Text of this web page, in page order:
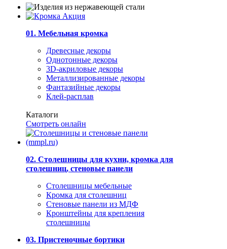
01. Мебельная кромка
Древесные декоры
Однотонные декоры
3D-акриловые декоры
Металлизированные декоры
Фантазийные декоры
Клей-расплав
Каталоги
Смотреть онлайн
02. Столешницы для кухни, кромка для
столешниц, стеновые панели
Столешницы мебельные
Кромка для столешниц
Стеновые панели из МДФ
Кронштейны для крепления
столешницы
03. Пристеночные бортики